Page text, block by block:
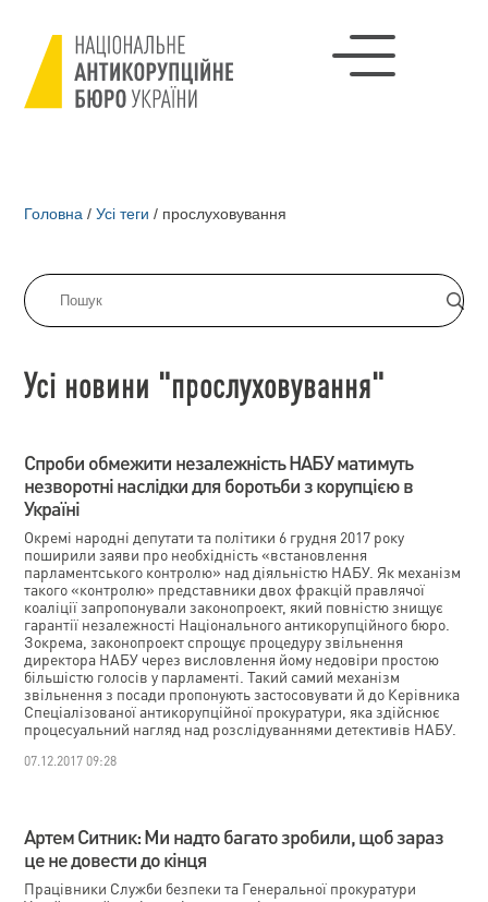
Головна / Усі теги / прослуховування
Усі новини "прослуховування"
Спроби обмежити незалежність НАБУ матимуть
незворотні наслідки для боротьби з корупцією в
Україні
Окремі народні депутати та політики 6 грудня 2017 року
поширили заяви про необхідність «встановлення
парламентського контролю» над діяльністю НАБУ. Як механізм
такого «контролю» представники двох фракцій правлячої
коаліції запропонували законопроект, який повністю знищує
гарантії незалежності Національного антикорупційного бюро.
Зокрема, законопроект спрощує процедуру звільнення
директора НАБУ через висловлення йому недовіри простою
більшістю голосів у парламенті. Такий самий механізм
звільнення з посади пропонують застосовувати й до Керівника
Спеціалізованої антикорупційної прокуратури, яка здійснює
процесуальний нагляд над розслідуваннями детективів НАБУ.
07.12.2017 09:28
Артем Ситник: Ми надто багато зробили, щоб зараз
це не довести до кінця
Працівники Служби безпеки та Генеральної прокуратури